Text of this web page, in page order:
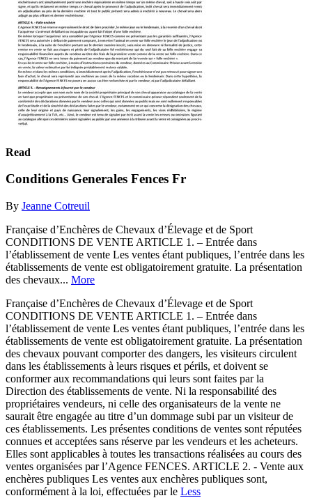
Read
Conditions Generales Fences Fr
By Jeanne Cotreuil
Française d’Enchères de Chevaux d’Élevage et de Sport
CONDITIONS DE VENTE ARTICLE 1. – Entrée dans
l’établissement de vente Les ventes étant publiques, l’entrée dans les
établissements de vente est obligatoirement gratuite. La présentation
des chevaux... More
Française d’Enchères de Chevaux d’Élevage et de Sport
CONDITIONS DE VENTE ARTICLE 1. – Entrée dans
l’établissement de vente Les ventes étant publiques, l’entrée dans les
établissements de vente est obligatoirement gratuite. La présentation
des chevaux pouvant comporter des dangers, les visiteurs circulent
dans les établissements à leurs risques et périls, et doivent se
conformer aux recommandations qui leurs sont faites par la
Direction des établissements de vente. Ni la responsabilité des
propriétaires vendeurs, ni celle des organisateurs de la vente ne
saurait être engagée au titre d’un dommage subi par un visiteur de
ces établissements. Les présentes conditions de ventes sont réputées
connues et acceptées sans réserve par les vendeurs et les acheteurs.
Elles sont applicables à toutes les transactions réalisées au cours des
ventes organisées par l’Agence FENCES. ARTICLE 2. - Vente aux
enchères publiques Les ventes aux enchères publiques sont,
conformément à la loi, effectuées par le Less